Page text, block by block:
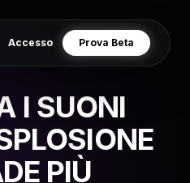
Accesso Prova Beta
I SUONI
PIÙ